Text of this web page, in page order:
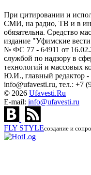
При цитировании и
СМИ, на радио, ТВ и в
обязательна. Средство
издание "Уфимские
№ ФС 77 - 64911 от
службой по надзору в
технологий и массовых
Ю.И., главный редактор
info@ufavesti.ru, тел.: +7
© 2026 Ufavesti.Ru
E-mail: info@ufavesti.ru
FLY STYLEсоздание и